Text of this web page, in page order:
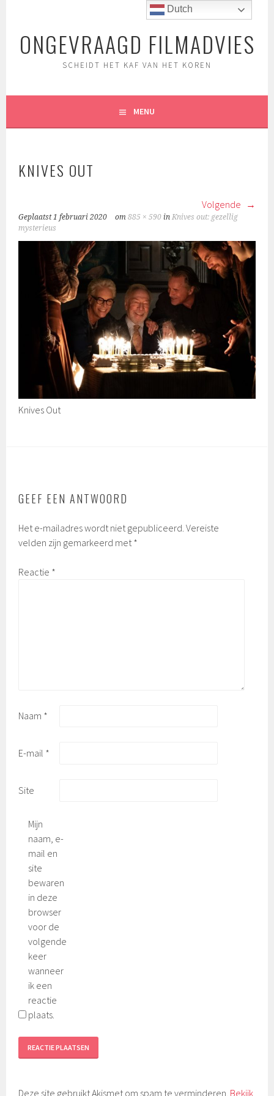
inhoudONGEVRAAGD FILMADVIES
SCHEIDT HET KAF VAN HET KOREN
MENU
KNIVES OUT
Volgende
Geplaatst1 februari 2020 om885 × 590 inKnives out: gezellig
mysterieus
Knives Out
GEEF EEN ANTWOORD
Het e-mailadres wordt niet gepubliceerd. Vereiste
velden zijn gemarkeerd met*
Reactie *
Naam *
E-mail *
Site
Mijn
naam, e-
mail en
site
bewaren
in deze
browser
voor de
volgende
keer
wanneer
ik een
reactie
plaats.
Deze site gebruikt Akismet om spam te verminderen. Bekijk
Dutch